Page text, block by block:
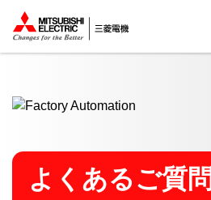
ここから本文
よくあるご質問